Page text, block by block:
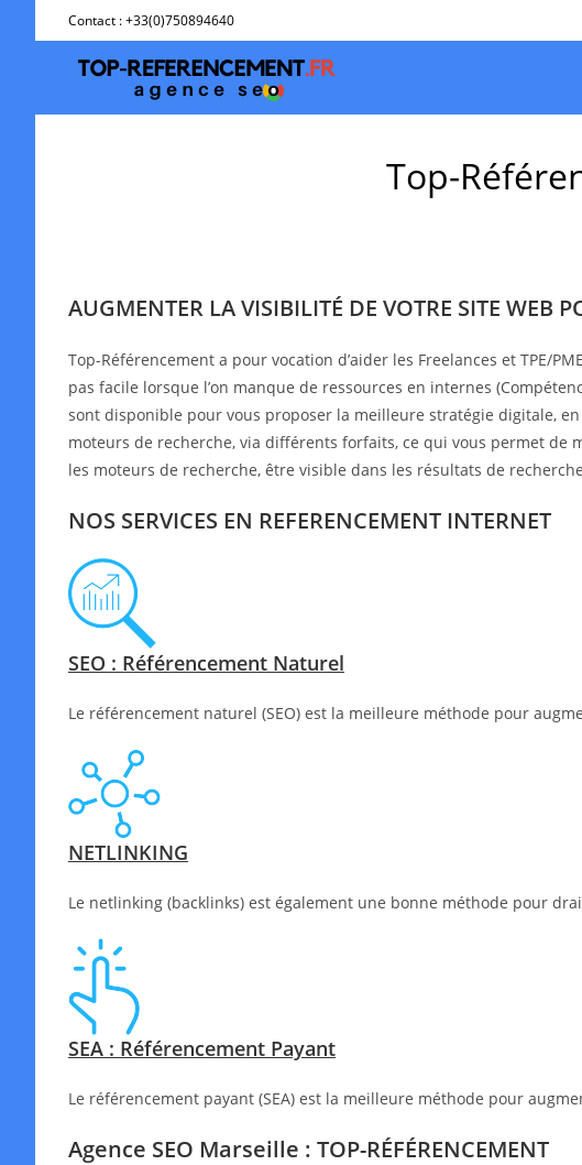
Contact : +33(0)750894640
Top-
AUGMENTER LA VISIBILITÉ DE VOTRE SITE WEB
Top-Référencement a pour vocation d’aider les Freelances et TPE/
pas facile lorsque l’on manque de ressources en internes
sont disponible pour vous proposer la meilleure stratégie digitale,
moteurs de recherche, via différents forfaits, ce qui vous permet de
les moteurs de recherche, être visible dans les résultats de
NOS SERVICES EN REFERENCEMENT INTERNET
SEO : Référencement Naturel
Le référencement naturel (SEO) est la meilleure méthode pour
NETLINKING
Le netlinking (backlinks) est également une bonne méthode pour
SEA : Référencement Payant
Le référencement payant (SEA) est la meilleure méthode pour
Agence SEO Marseille : TOP-RÉFÉRENCEMENT